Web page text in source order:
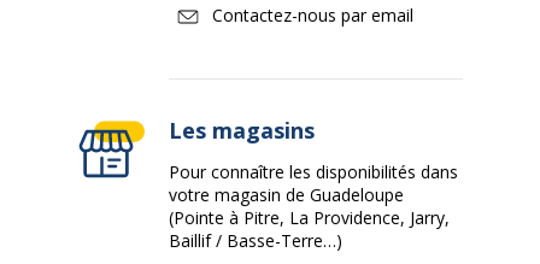
Contactez-nous par email
Les magasins
Pour connaître les disponibilités dans
votre magasin de Guadeloupe
(Pointe à Pitre, La Providence, Jarry,
Baillif / Basse-Terre…)